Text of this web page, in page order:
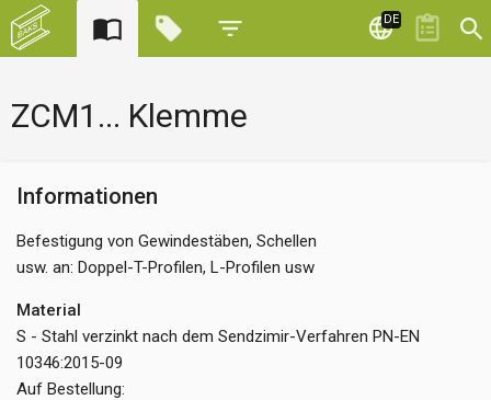
DE
ZCM1... Klemme
Informationen
Befestigung von Gewindestäben, Schellen
usw. an: Doppel-T-Profilen, L-Profilen usw
Material
S - Stahl verzinkt nach dem Sendzimir-Verfahren PN-EN
10346:2015-09
Auf Bestellung: